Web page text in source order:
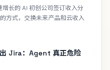
长的 AI 初创公司签订收入分
方式，交换未来产品和云收入
Jira：Agent 真正危险